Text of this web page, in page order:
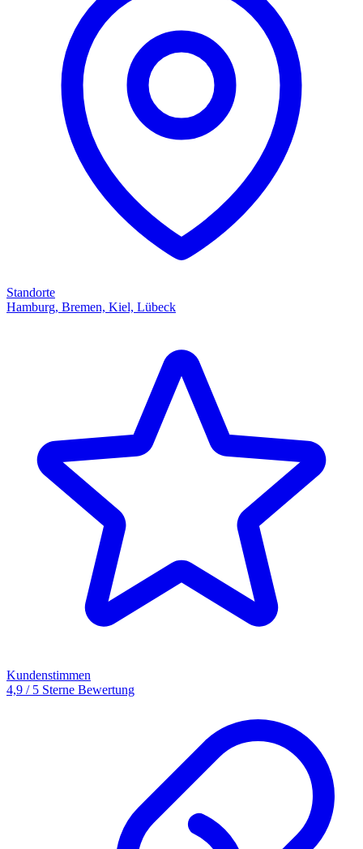
Standorte
Hamburg, Bremen, Kiel, Lübeck
Kundenstimmen
4,9 / 5 Sterne Bewertung